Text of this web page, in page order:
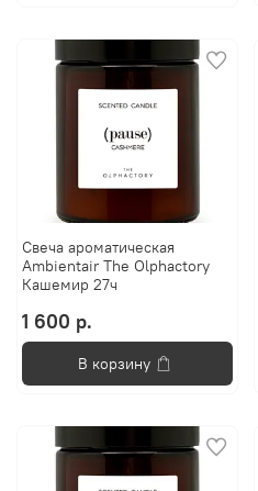
Свеча ароматическая
Ambientair The Olphactory
Кашемир 27ч
1 600 р.
В корзину